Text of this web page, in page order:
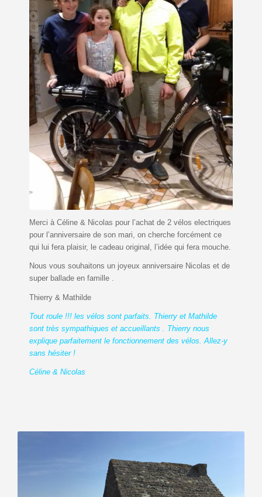
Merci à Céline & Nicolas pour l’achat de 2 vélos electriques
pour l’anniversaire de son mari, on cherche forcément ce
qui lui fera plaisir, le cadeau original, l’idée qui fera mouche.
Nous vous souhaitons un joyeux anniversaire Nicolas et de
super ballade en famille .
Thierry & Mathilde
Tout roule !!! les vélos sont parfaits. Thierry et Mathilde
sont très sympathiques et accueillants . Thierry nous
explique parfaitement le fonctionnement des vélos. Allez-y
sans hésiter !
Céline & Nicolas